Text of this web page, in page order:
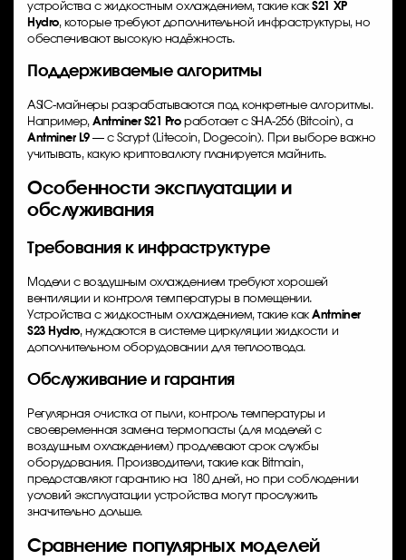
устройства с жидкостным охлаждением, такие какS21 XP
Hydro, которые требуют дополнительной инфраструктуры, но
обеспечивают высокую надёжность.
Поддерживаемые алгоритмы
ASIC-майнеры разрабатываются под конкретные алгоритмы.
Например,Antminer S21 Proработает с SHA-256 (Bitcoin), а
Antminer L9— с Scrypt (Litecoin, Dogecoin). При выборе важно
учитывать, какую криптовалюту планируется майнить.
Особенности эксплуатации и
обслуживания
Требования к инфраструктуре
Модели с воздушным охлаждением требуют хорошей
вентиляции и контроля температуры в помещении.
Устройства с жидкостным охлаждением, такие какAntminer
S23 Hydro, нуждаются в системе циркуляции жидкости и
дополнительном оборудовании для теплоотвода.
Обслуживание и гарантия
Регулярная очистка от пыли, контроль температуры и
своевременная замена термопасты (для моделей с
воздушным охлаждением) продлевают срок службы
оборудования. Производители, такие как Bitmain,
предоставляют гарантию на 180 дней, но при соблюдении
условий эксплуатации устройства могут прослужить
значительно дольше.
Сравнение популярных моделей